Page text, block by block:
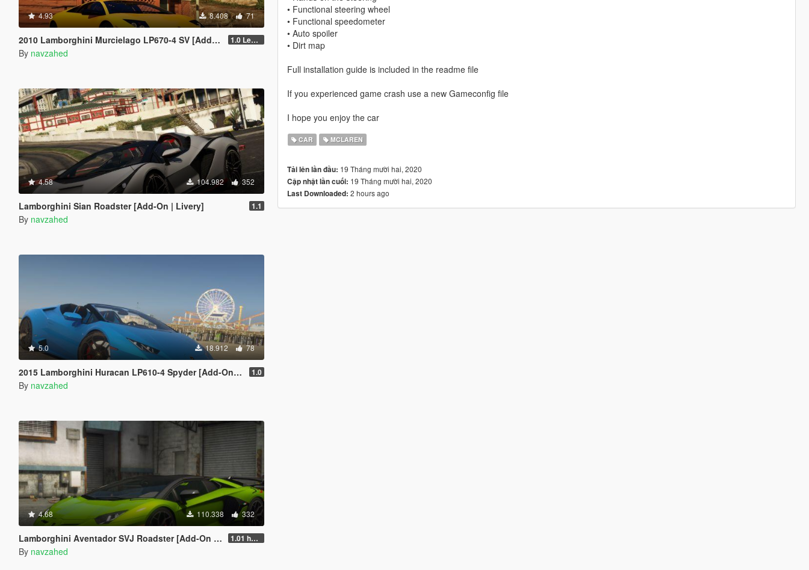
4.93 8.408 71
2010 Lamborghini Murcielago LP670-4 SV [Add-on | Livery | Template | VehfuncsV | Enhanced] 1.0 Legacy
By navzahed
4.58 104.982 352
Lamborghini Sian Roadster [Add-On | Livery] 1.1
By navzahed
5.0 18.912 78
2015 Lamborghini Huracan LP610-4 Spyder [Add-On | Wheels] 1.0
By navzahed
4.68 110.338 332
Lamborghini Aventador SVJ Roadster [Add-On | Extras | Template] 1.01 hotfix
By navzahed
• Functional steering wheel
• Functional speedometer
• Auto spoiler
• Dirt map
Full installation guide is included in the readme file
If you experienced game crash use a new Gameconfig file
I hope you enjoy the car
CAR MCLAREN
Tải lên lần đầu: 19 Tháng mười hai, 2020
Cập nhật lần cuối: 19 Tháng mười hai, 2020
Last Downloaded: 2 hours ago